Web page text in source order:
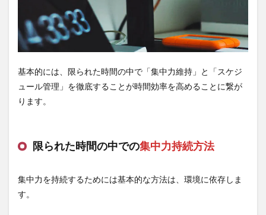
基本的には、限られた時間の中で「集中力維持」と「スケジ
ュール管理」を徹底することが時間効率を高めることに繋が
ります。
限られた時間の中での集中力持続方法
集中力を持続するためには基本的な方法は、環境に依存しま
す。